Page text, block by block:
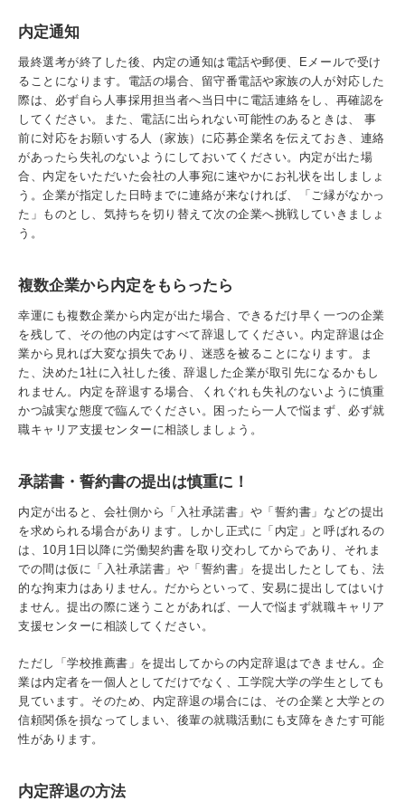
内定通知
最終選考が終了した後、内定の通知は電話や郵便、Eメールで受け
ることになります。電話の場合、留守番電話や家族の人が対応した
際は、必ず自ら人事採用担当者へ当日中に電話連絡をし、再確認を
してください。また、電話に出られない可能性のあるときは、 事
前に対応をお願いする人（家族）に応募企業名を伝えておき、連絡
があったら失礼のないようにしておいてください。内定が出た場
合、内定をいただいた会社の人事宛に速やかにお礼状を出しましょ
う。企業が指定した日時までに連絡が来なければ、「ご縁がなかっ
た」ものとし、気持ちを切り替えて次の企業へ挑戦していきましょ
う。
複数企業から内定をもらったら
幸運にも複数企業から内定が出た場合、できるだけ早く一つの企業
を残して、その他の内定はすべて辞退してください。内定辞退は企
業から見れば大変な損失であり、迷惑を被ることになります。ま
た、決めた1社に入社した後、辞退した企業が取引先になるかもし
れません。内定を辞退する場合、くれぐれも失礼のないように慎重
かつ誠実な態度で臨んでください。困ったら一人で悩まず、必ず就
職キャリア支援センターに相談しましょう。
承諾書・誓約書の提出は慎重に！
内定が出ると、会社側から「入社承諾書」や「誓約書」などの提出
を求められる場合があります。しかし正式に「内定」と呼ばれるの
は、10月1日以降に労働契約書を取り交わしてからであり、それま
での間は仮に「入社承諾書」や「誓約書」を提出したとしても、法
的な拘束力はありません。だからといって、安易に提出してはいけ
ません。提出の際に迷うことがあれば、一人で悩まず就職キャリア
支援センターに相談してください。
ただし「学校推薦書」を提出してからの内定辞退はできません。企
業は内定者を一個人としてだけでなく、工学院大学の学生としても
見ています。そのため、内定辞退の場合には、その企業と大学との
信頼関係を損なってしまい、後輩の就職活動にも支障をきたす可能
性があります。
内定辞退の方法